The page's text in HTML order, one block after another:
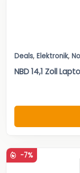
Deals, Elektronik,
NBD 14,1 Zoll
-7%